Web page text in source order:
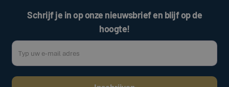
Schrijf je in op onze nieuwsbrief en blijf op de
hoogte!